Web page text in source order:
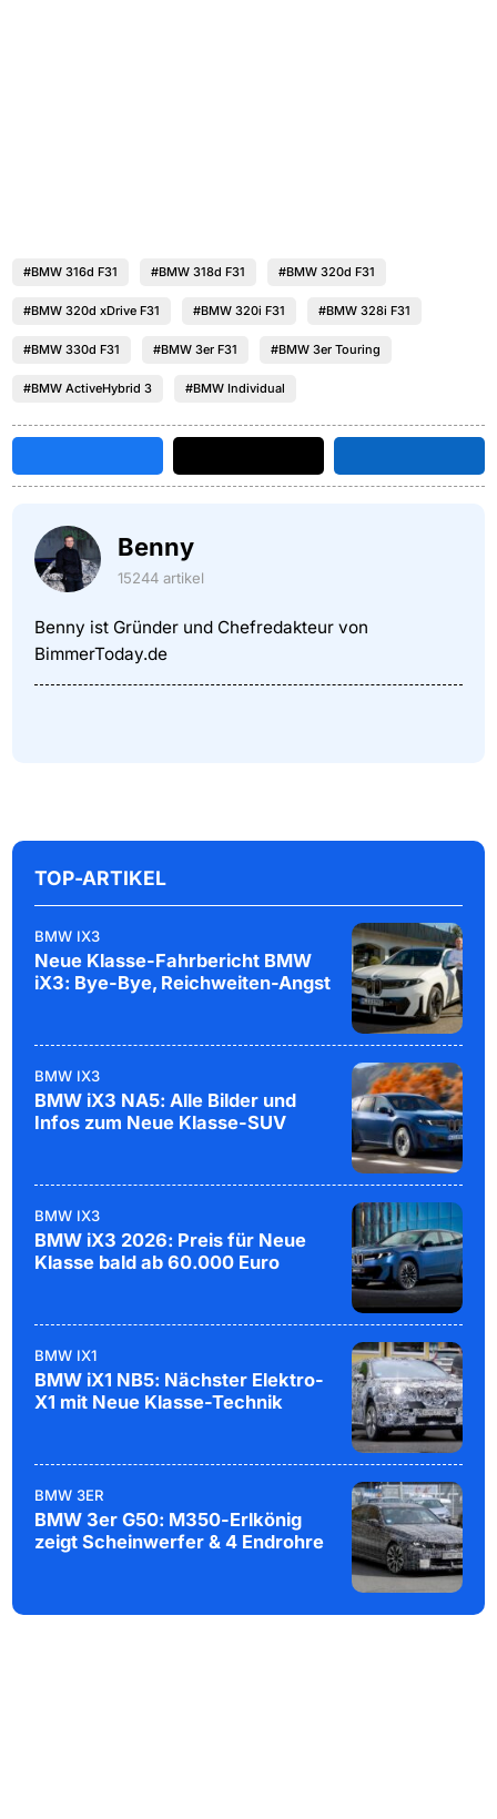
#BMW 316d F31 #BMW 318d F31 #BMW 320d F31
#BMW 320d xDrive F31 #BMW 320i F31 #BMW 328i F31
#BMW 330d F31 #BMW 3er F31 #BMW 3er Touring
#BMW ActiveHybrid 3 #BMW Individual
Benny
15244 artikel
Benny ist Gründer und Chefredakteur von
BimmerToday.de
TOP-ARTIKEL
BMW IX3
Neue Klasse-Fahrbericht BMW
iX3: Bye-Bye, Reichweiten-Angst
BMW IX3
BMW iX3 NA5: Alle Bilder und
Infos zum Neue Klasse-SUV
BMW IX3
BMW iX3 2026: Preis für Neue
Klasse bald ab 60.000 Euro
BMW IX1
BMW iX1 NB5: Nächster Elektro-
X1 mit Neue Klasse-Technik
BMW 3ER
BMW 3er G50: M350-Erlkönig
zeigt Scheinwerfer & 4 Endrohre